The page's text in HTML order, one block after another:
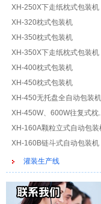
XH-250X下走纸枕式包装机
XH-320枕式包装机
XH-350枕式包装机
XH-350X下走纸枕式包装机
XH-400枕式包装机
XH-450枕式包装机
XH-450无托盘全自动包装机
XH-450W、600W往复式枕
XH-160A颗粒立式自动包装
XH-160B链斗式自动包装机
灌装生产线